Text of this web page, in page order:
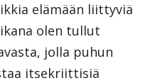
elämään liittyviä
olen tullut
jolla puhun
itsekriittisiä